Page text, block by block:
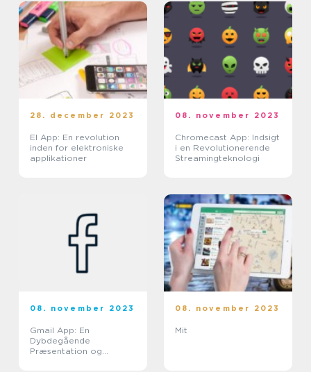
28. december 2023
El App: En revolution
inden for elektroniske
applikationer
08. november 2023
Chromecast App: Indsigt
i en Revolutionerende
Streamingteknologi
08. november 2023
Gmail App: En
Dybdegående
Præsentation og
08. november 2023
Mit